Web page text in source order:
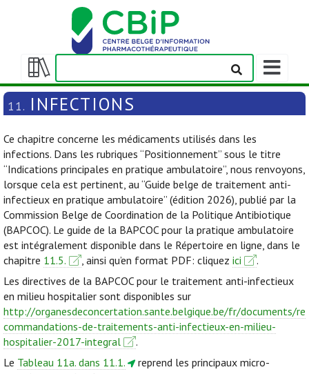
Afficher/masquer
la
table
matières
Afficher/
la
barre
navigation
11. INFECTIONS
Ce chapitre concerne les médicaments utilisés dans les
infections. Dans les rubriques “Positionnement” sous le titre
“Indications principales en pratique ambulatoire”, nous renvoyons,
lorsque cela est pertinent, au “Guide belge de traitement anti-
infectieux en pratique ambulatoire” (édition 2026), publié par la
Commission Belge de Coordination de la Politique Antibiotique
(BAPCOC). Le guide de la BAPCOC pour la pratique ambulatoire
est intégralement disponible dans le Répertoire en ligne, dans le
chapitre 11.5. , ainsi qu’en format PDF: cliquez ici
.
Les directives de la BAPCOC pour le traitement anti-infectieux
en milieu hospitalier sont disponibles sur
http://organesdeconcertation.sante.belgique.be/fr/documents/re
commandations-de-traitements-anti-infectieux-en-milieu-
hospitalier-2017-integral
.
Le Tableau 11a. dans 11.1.
reprend les principaux micro-